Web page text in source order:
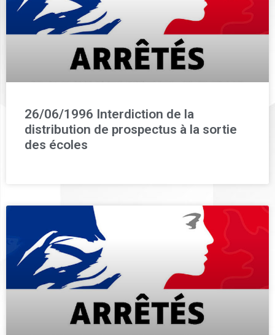
26/06/1996 Interdiction de la
distribution de prospectus à la sortie
des écoles